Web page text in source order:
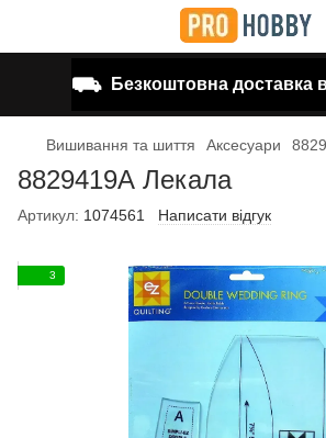
⛟ Безкоштовна доставка
Вишивання та шиття Аксесуари
8829419А Лекала
Артикул: 1074561 Написати відгук
3